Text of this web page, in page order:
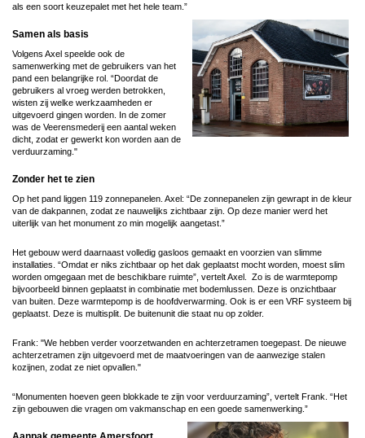
als een soort keuzepalet met het hele team.”
Samen als basis
Volgens Axel speelde ook de
samenwerking met de gebruikers van het
pand een belangrijke rol. “Doordat de
gebruikers al vroeg werden betrokken,
wisten zij welke werkzaamheden er
uitgevoerd gingen worden. In de zomer
was de Veerensmederij een aantal weken
dicht, zodat er gewerkt kon worden aan de
verduurzaming."
Zonder het te zien
Op het pand liggen 119 zonnepanelen. Axel: “De zonnepanelen zijn gewrapt in de kleur
van de dakpannen, zodat ze nauwelijks zichtbaar zijn. Op deze manier werd het
uiterlijk van het monument zo min mogelijk aangetast.”
Het gebouw werd daarnaast volledig gasloos gemaakt en voorzien van slimme
installaties. “Omdat er niks zichtbaar op het dak geplaatst mocht worden, moest slim
worden omgegaan met de beschikbare ruimte”, vertelt Axel. Zo is de warmtepomp
bijvoorbeeld binnen geplaatst in combinatie met bodemlussen. Deze is onzichtbaar
van buiten. Deze warmtepomp is de hoofdverwarming. Ook is er een VRF systeem bij
geplaatst. Deze is multisplit. De buitenunit die staat nu op zolder.
Frank: "We hebben verder voorzetwanden en achterzetramen toegepast. De nieuwe
achterzetramen zijn uitgevoerd met de maatvoeringen van de aanwezige stalen
kozijnen, zodat ze niet opvallen."
“Monumenten hoeven geen blokkade te zijn voor verduurzaming”, vertelt Frank. “Het
zijn gebouwen die vragen om vakmanschap en een goede samenwerking.”